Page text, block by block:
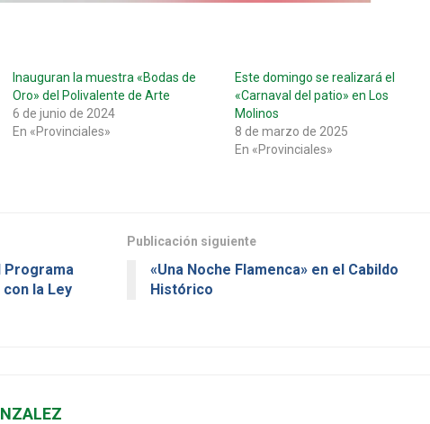
Inauguran la muestra «Bodas de
Oro» del Polivalente de Arte
6 de junio de 2024
En «Provinciales»
Este domingo se realizará el
«Carnaval del patio» en Los
Molinos
8 de marzo de 2025
En «Provinciales»
Programa
la Ley
Publicación siguiente
«Una Noche Flamenca» en el Cabildo
Histórico